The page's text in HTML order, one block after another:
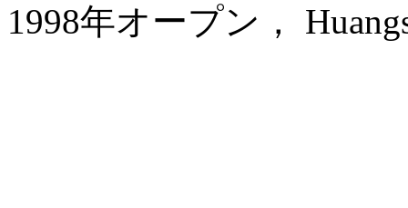
1998年オープン，